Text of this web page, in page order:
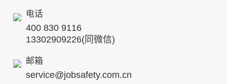
电话
400 830 9116
13302909226(同微信)
邮箱
service@jobsafety.com.cn
其他案例
企业文化
专家团队
发展历程
招贤纳士